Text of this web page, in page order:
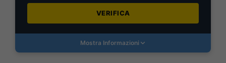
VERIFICA
Mostra Informazioni